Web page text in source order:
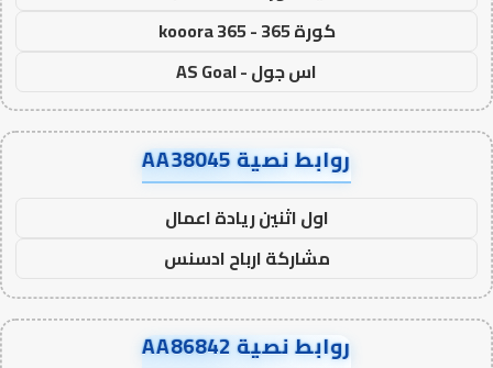
كورة 365 - kooora 365
اس جول - AS Goal
روابط نصية AA38045
اول اثنين ريادة اعمال
مشاركة ارباح ادسنس
روابط نصية AA86842